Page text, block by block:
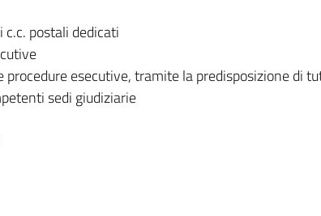
postali dedicati
esecutive, tramite la predisposizione di
sedi giudiziarie